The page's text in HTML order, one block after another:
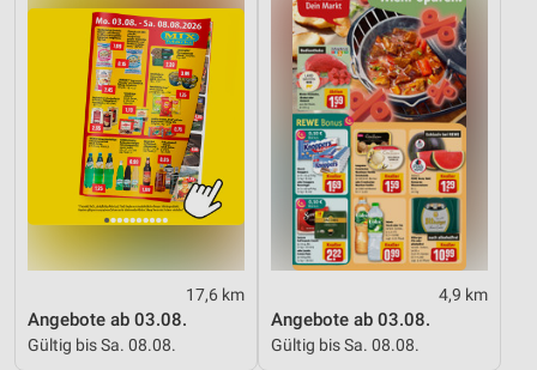
17,6 km
Angebote ab 03.08.
Gültig bis Sa. 08.08.
4,9 km
Angebote ab 03.08.
Gültig bis Sa. 08.08.
Werbung